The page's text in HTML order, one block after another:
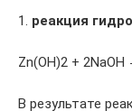
1. реакция
Zn(OH)2 +
В результате